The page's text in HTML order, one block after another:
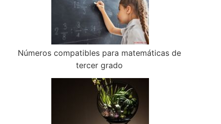
Números compatibles para matemáticas de
tercer grado